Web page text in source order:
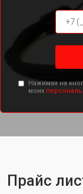
Нажимая на
моих
Прайс